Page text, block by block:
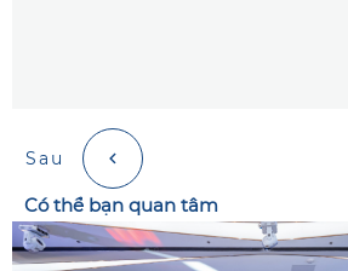
Sau
Có thể bạn quan tâm